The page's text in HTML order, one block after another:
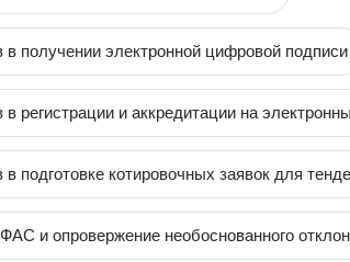
получении электронной цифровой подписи
регистрации и аккредитации на
подготовке котировочных заявок для
и опровержение необоснованного